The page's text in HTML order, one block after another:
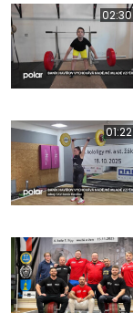
02:30
01:22